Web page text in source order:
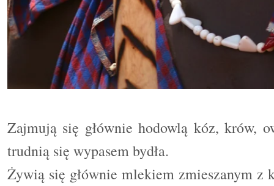
Zajmują się głównie hodowlą kóz, krów,
trudnią się wypasem bydła.
Żywią się głównie mlekiem zmieszanym z